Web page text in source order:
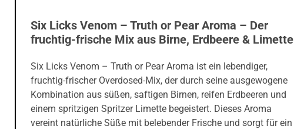
Six Licks Venom – Truth or Pear Aroma – Der
fruchtig-frische Mix aus Birne, Erdbeere & Limette
Six Licks Venom – Truth or Pear Aroma ist ein lebendiger,
fruchtig-frischer Overdosed-Mix, der durch seine ausgewogene
Kombination aus süßen, saftigen Birnen, reifen Erdbeeren und
einem spritzigen Spritzer Limette begeistert. Dieses Aroma
vereint natürliche Süße mit belebender Frische und sorgt für ein